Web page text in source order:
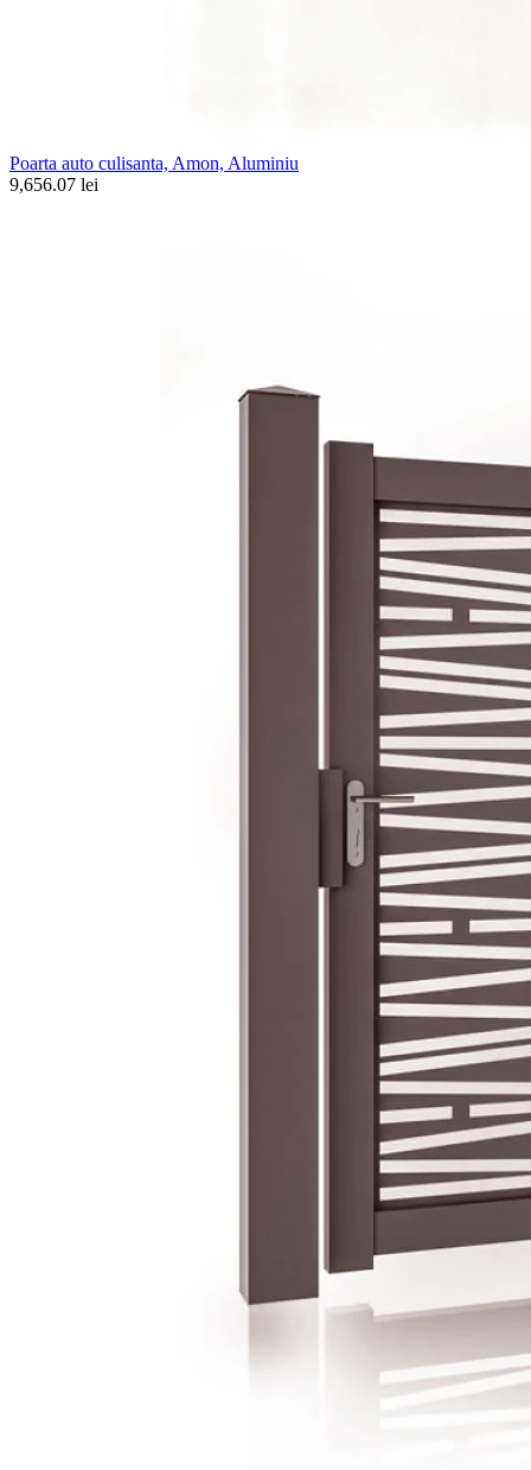
Poarta auto culisanta, Amon, Aluminiu
9,656.07 lei